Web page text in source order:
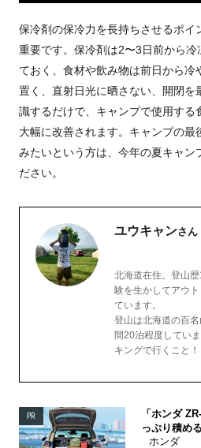
保冷剤の保冷力を長持ちさせるポイ
重要です。保冷剤は2〜3日前から
ておく、食材や飲み物は前日から冷
置く、直射日光に晒さない、開閉を
識するだけで、キャンプで使用する
大幅に改善されます。キャンプの最
みたいという方は、今年の夏キャン
ださい。
ユウキャンさん
北海道在住。登山
験を生かしてアウ
ています。
登山は北海道の百
間20泊程度してい
キングで行くこと！
PR
「ホンダ
っぷり積め
ホンダ